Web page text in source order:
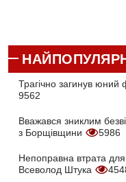
Трагічно загинув юний
9562
Вважався зниклим
з Борщівщини
5986
Непоправна втрата
Всеволод Штука